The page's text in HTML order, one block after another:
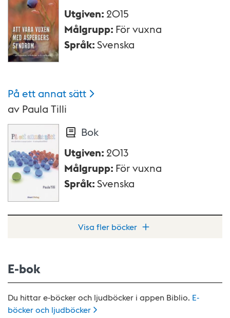
Utgiven: 2015
Målgrupp: För vuxna
Språk:Svenska
På ett annatsätt
av Paula Tilli
Bok
Utgiven: 2013
Målgrupp: För vuxna
Språk:Svenska
Visa fler böcker
E-bok
Du hittar e-böcker och ljudböcker i appen Biblio. E-
böcker och ljudböcker